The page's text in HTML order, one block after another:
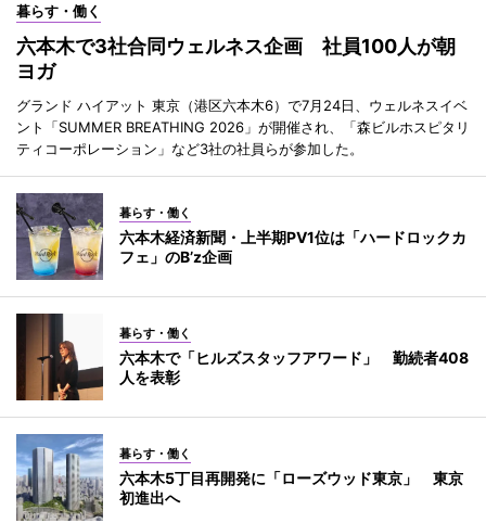
暮らす・働く
六本木で3社合同ウェルネス企画 社員100人が朝
ヨガ
グランド ハイアット 東京（港区六本木6）で7月24日、ウェルネスイベ
ント「SUMMER BREATHING 2026」が開催され、「森ビルホスピタリ
ティコーポレーション」など3社の社員らが参加した。
暮らす・働く
六本木経済新聞・上半期PV1位は「ハードロックカ
フェ」のB’z企画
暮らす・働く
六本木で「ヒルズスタッフアワード」 勤続者408
人を表彰
暮らす・働く
六本木5丁目再開発に「ローズウッド東京」 東京
初進出へ